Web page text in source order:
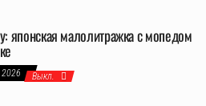
японская малолитражка с мопедом
Выкл.